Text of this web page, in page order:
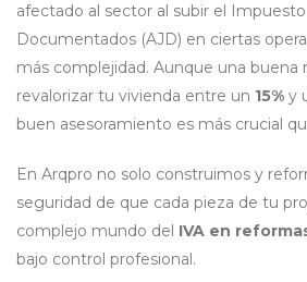
afectado al sector al subir el
Documentados (AJD) en ciertas
más complejidad. Aunque una buena
revalorizar tu vivienda entre un 15% y
buen asesoramiento es más crucial
En Arqpro no solo construimos y
seguridad de que cada pieza de tu
complejo mundo del IVA en
bajo control profesional.